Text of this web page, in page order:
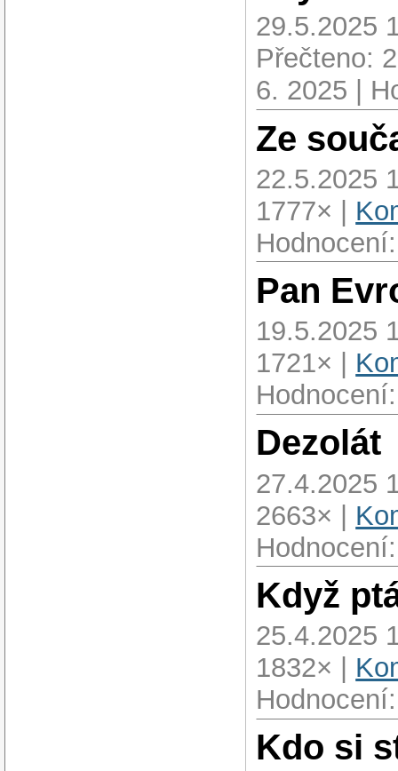
29.5.2025
Přečteno:
6. 2025 |
Ze
22.5.2025
1777× |
Pan
19.5.2025
1721× |
Dezolát
27.4.2025
2663× |
Když
25.4.2025
1832× |
Kdo si